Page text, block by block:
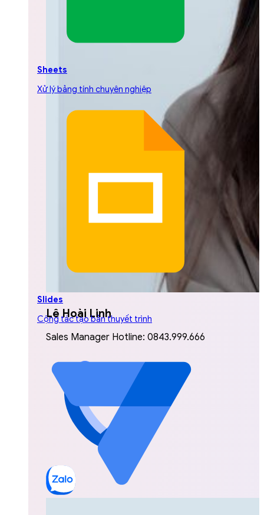
Lê Hoài Linh
Sales Manager Hotline: 0843.999.666
Sheets
Xử lý bảng tính chuyên nghiệp
Slides
Cộng tác tạo bản thuyết trình